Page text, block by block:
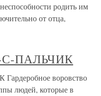
родить им
от отца,
С-ПАЛЬЧИК
воровство
людей, которые в